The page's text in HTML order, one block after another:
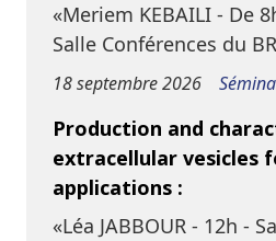
«Meriem KEBAILI - De
Salle Conférences du
18 septembre 2026
Production and
extracellular vesicles
applications :
«Léa JABBOUR - 12h -